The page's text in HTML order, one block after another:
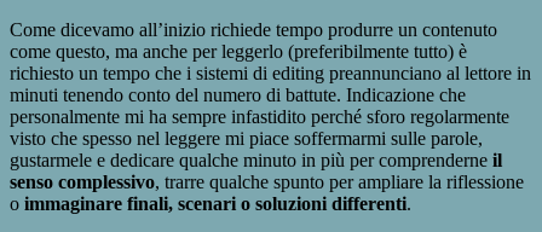
Come dicevamo all’inizio richiede tempo produrre un contenuto
come questo, ma anche per leggerlo (preferibilmente tutto) è
richiesto un tempo che i sistemi di editing preannunciano al lettore in
minuti tenendo conto del numero di battute. Indicazione che
personalmente mi ha sempre infastidito perché sforo regolarmente
visto che spesso nel leggere mi piace soffermarmi sulle parole,
gustarmele e dedicare qualche minuto in più per comprenderne il
senso complessivo, trarre qualche spunto per ampliare la riflessione
o immaginare finali, scenari o soluzioni differenti.